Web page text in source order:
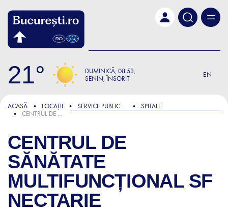
21 DUMINICĂ 08:53
SENIN, ÎNSORIT
EN
ACASĂ LOCAȚII SERVICII PUBLICE ȘI ADMINISTRATIVE
SPITALE
CENTRUL DE SĂNĂTATE MULTIFUNCȚIONAL SF NECTARIE
CENTRUL DE
SĂNĂTATE
MULTIFUNCȚIONAL SF
NECTARIE